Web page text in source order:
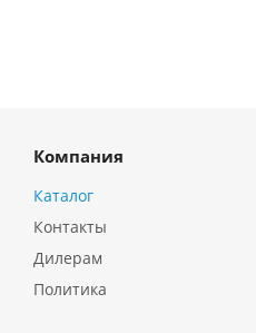
Компания
Каталог
Контакты
Дилерам
Политика